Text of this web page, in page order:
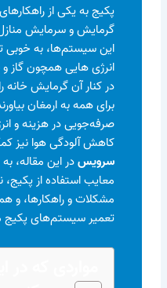
پکیج به یکی از
گرمایش و سرمایش
این سیستم‌ها، به خوبی
انرژی هایی همچون گاز و
در کنار آن گرمایش خانه
برای همه به ارمغان
صرفه‌جویی در هزینه و
کاهش آلودگی هوا نیز
سرویسدر این مقاله،
معایب استفاده از پکیج،
مشکلات و راهکارها، و
تعمیر سیستم‌های پکیج